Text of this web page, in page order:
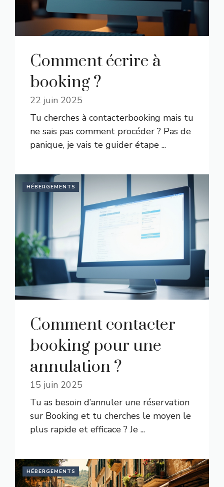
Comment écrire à
booking ?
22 juin 2025
Tu cherches à contacterbooking mais tu
ne sais pas comment procéder ? Pas de
panique, je vais te guider étape ...
HÉBERGEMENTS
Comment contacter
booking pour une
annulation ?
15 juin 2025
Tu as besoin d’annuler une réservation
sur Booking et tu cherches le moyen le
plus rapide et efficace ? Je ...
HÉBERGEMENTS